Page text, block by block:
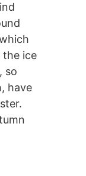
the ice
so
have